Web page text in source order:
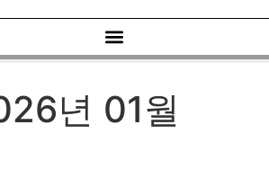
년 01월